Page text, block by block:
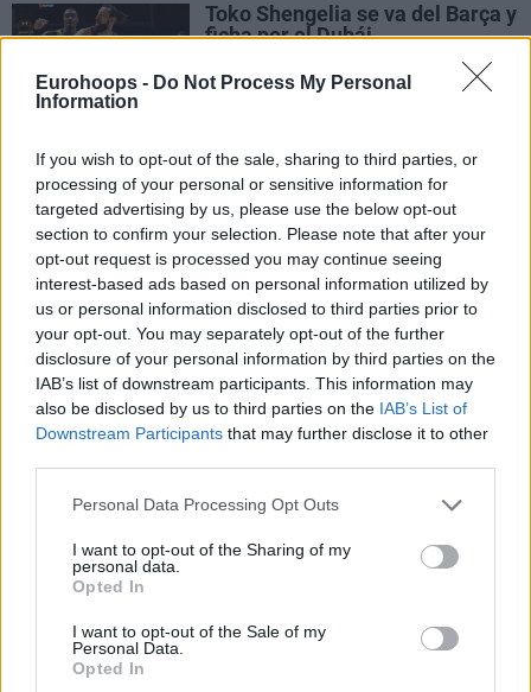
Eurohoops - Do Not Process My Personal
Information
If you wish to opt-out of the sale, sharing to third parties, or
processing of your personal or sensitive information for
targeted advertising by us, please use the below opt-out
section to confirm your selection. Please note that after your
opt-out request is processed you may continue seeing
interest-based ads based on personal information utilized by
us or personal information disclosed to third parties prior to
your opt-out. You may separately opt-out of the further
disclosure of your personal information by third parties on the
IAB’s list of downstream participants. This information may
also be disclosed by us to third parties on the IAB’s List of
Downstream Participants that may further disclose it to other
Please note that this website/app uses one or more Google
not limited to your visit or usage behaviour. You may click to
grant or deny consent to Google and its third-party tags to
use your data for below specified purposes in below Google
consent section.
Personal Data Processing Opt Outs
I want to opt-out of the Sharing of my
personal data.
Opted In
I want to opt-out of the Sale of my
Personal Data.
Opted In
Toko Shengelia se va del Barça y
ficha por el Dubái
06/AGO/26 10:16
azulgrana y firmar por una
temporada...
Aleksander Sekulic, presentado
como nuevo entrenador del
Barça: “Es un honor ser el
entrenador de uno de los
mejores clubes de Europa”
05/AGO/26 15:30
El técnico esloveno ha firmado hoy su contrato junto a Joan
Laporta, Sisco Pujol y Xevi Pujol
Maccabi Tel Aviv
05/AGO/26 11:24
interior alemán para las dos próximas